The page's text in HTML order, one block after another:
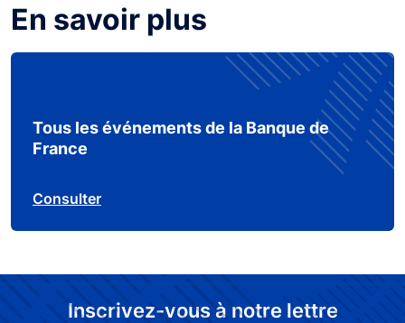
En savoir plus
Tous les événements de la Banque de
France
Consulter
Inscrivez-vous à notre lettre